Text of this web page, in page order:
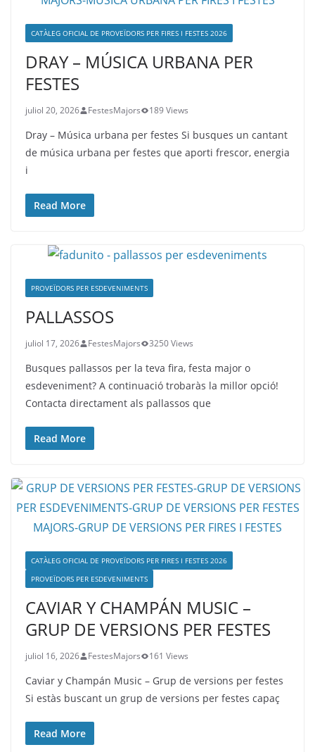
CATÀLEG OFICIAL DE PROVEÏDORS PER FIRES I FESTES 2026
DRAY – MÚSICA URBANA PER
FESTES
juliol 20, 2026 FestesMajors 189 Views
Dray – Música urbana per festes Si busques un cantant
de música urbana per festes que aporti frescor, energia
i
Read More
PROVEÏDORS PER ESDEVENIMENTS
PALLASSOS
juliol 17, 2026 FestesMajors 3250 Views
Busques pallassos per la teva fira, festa major o
esdeveniment? A continuació trobaràs la millor opció!
Contacta directament als pallassos que
Read More
CATÀLEG OFICIAL DE PROVEÏDORS PER FIRES I FESTES 2026
PROVEÏDORS PER ESDEVENIMENTS
CAVIAR Y CHAMPÁN MUSIC –
GRUP DE VERSIONS PER FESTES
juliol 16, 2026 FestesMajors 161 Views
Caviar y Champán Music – Grup de versions per festes
Si estàs buscant un grup de versions per festes capaç
Read More